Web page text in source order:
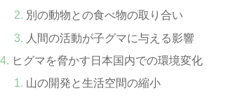
別の動物との食べ物の取り合い
人間の活動が子グマに与える影響
ヒグマを脅かす日本国内での環境変化
山の開発と生活空間の縮小